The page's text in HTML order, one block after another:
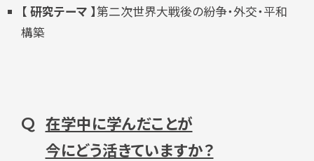
【 研究テーマ 】第二次世界大戦後の紛争・外交・平和
構築
Q 在学中に学んだことが
今にどう活きていますか？